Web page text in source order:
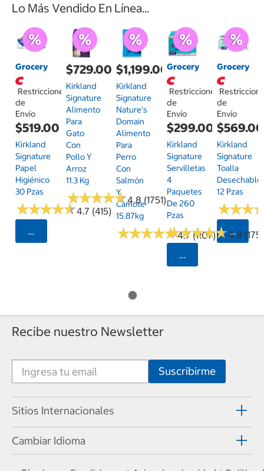
Lo Más Vendido En Línea...
Grocery
Restricciones
de
Envío
$519.00
Kirkland
Signature
Papel
Higiénico
30 Pzas
★★★★★
★★★★★4.7 (415)
Seleccionar Código Postal
$729.00
Kirkland
Signature
Alimento
Para
Gato
Con
Pollo Y
Arroz
11.3 Kg
★★★★★
★★★★★4.8 (1751)
$1,199.00
Kirkland
Signature
Nature's
Domain
Alimento
Para
Perro
Con
Salmón
Y
Camote
15.87kg
★★★★★
★★★★★4.7 (1107)
Grocery
Restricciones
de
Envío
$299.00
Kirkland
Signature
Servilletas
4
Paquetes
De 260
Pzas
★★★★★
★★★★★4.8 (175)
Seleccionar
Grocery
de
Envío
$569.00
Kirkland
Signature
Toalla
Desechable
12 Pzas
★★★
★★★
Recibe nuestro Newsletter
Sitios Internacionales
Cambiar Idioma